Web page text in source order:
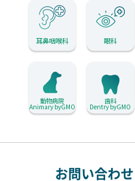
耳鼻咽喉科 眼科
動物病院
Animary byGMO
歯科
Dentry byGMO
お問い合わ